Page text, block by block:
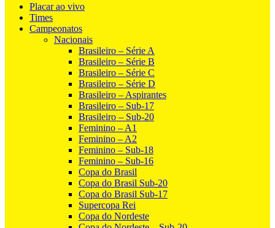
Placar ao vivo
Times
Campeonatos
Nacionais
Brasileiro – Série A
Brasileiro – Série B
Brasileiro – Série C
Brasileiro – Série D
Brasileiro – Aspirantes
Brasileiro – Sub-17
Brasileiro – Sub-20
Feminino – A1
Feminino – A2
Feminino – Sub-18
Feminino – Sub-16
Copa do Brasil
Copa do Brasil Sub-20
Copa do Brasil Sub-17
Supercopa Rei
Copa do Nordeste